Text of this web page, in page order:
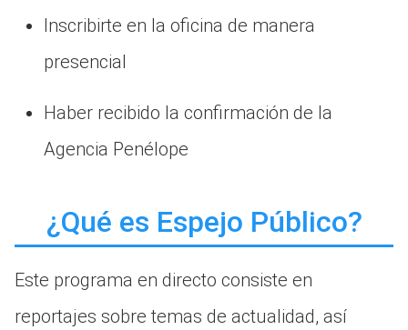
Inscribirte en la oficina de manera
presencial
Haber recibido la confirmación de la
Agencia Penélope
¿Qué es Espejo Público?
Este programa en directo consiste en
reportajes sobre temas de actualidad, así